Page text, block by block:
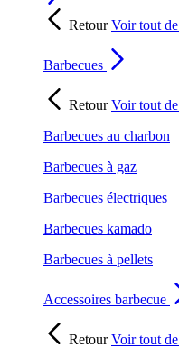
RetourVoir tout de
Barbecues
RetourVoir tout de
Barbecues au charbon
Barbecues à gaz
Barbecues électriques
Barbecues kamado
Barbecues à pellets
Accessoires barbecue
RetourVoir tout de